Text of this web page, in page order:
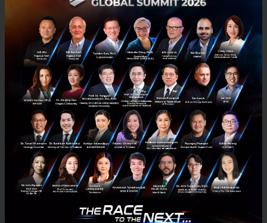
Thailand’s LINE MAN Wongnai Reaches Unicorn
Status After Raising Series-B Funding